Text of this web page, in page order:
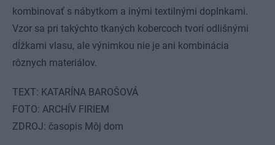
kombinovať s nábytkom a inými textilnými doplnkami.
Vzor sa pri takýchto tkaných kobercoch tvorí odlišnými
dĺžkami vlasu, ale výnimkou nie je ani kombinácia
rôznych materiálov.
TEXT: KATARÍNA BAROŠOVÁ
FOTO: ARCHÍV FIRIEM
ZDROJ: časopis Môj dom